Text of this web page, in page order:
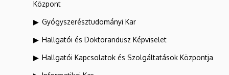
Központ
Gyógyszerésztudományi Kar
Hallgatói és Doktorandusz Képviselet
Hallgatói Kapcsolatok és Szolgáltatások Központja